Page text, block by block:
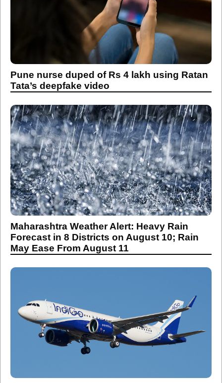
Pune nurse duped of Rs 4 lakh using Ratan
Tata’s deepfake video
Maharashtra Weather Alert: Heavy Rain
Forecast in 8 Districts on August 10; Rain
May Ease From August 11